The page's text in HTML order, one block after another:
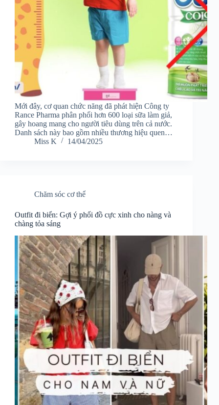
Mới đây, cơ quan chức năng đã phát hiện Công ty
Rance Pharma phân phối hơn 600 loại sữa làm giả,
gây hoang mang cho người tiêu dùng trên cả nước.
Danh sách này bao gồm nhiều thương hiệu quen…
Miss K
14/04/2025
Chăm sóc cơ thể
Outfit đi biển: Gợi ý phối đồ cực xinh cho nàng và
chàng tỏa sáng